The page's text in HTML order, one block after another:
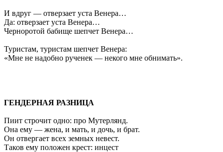
И вдруг — отверзает уста Венера…
Да: отверзает уста Венера…
Черноротой бабище шепчет Венера…
Туристам, туристам шепчет Венера:
«Мне не надобно рученек — некого мне обнимать».
ГЕНДЕРНАЯ РАЗНИЦА
Пиит строчит одно: про Мутерлянд.
Она ему — жена, и мать, и дочь, и брат.
Он отвергает всех земных невест.
Таков ему положен крест: инцест